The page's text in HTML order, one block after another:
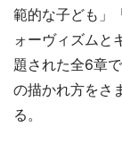
範的な子ども」
ォーヴィズムと
題された全6章
の描かれ方をさ
る。